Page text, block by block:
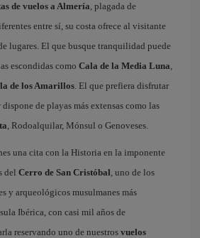
de vuelos a Almería, plagada de
entre sí, su costa ofrece al visitante
lugares. El que busque tranquilidad puede
escondidas como Cala de la Media Luna,
de los Amarillos. El que prefiera disfrutar
de playas más extensas como las
, Rodoalquilar, Mónsul o Genoveses.
una cita con la Historia en la imponente
del Cerro de San Cristóbal, uno de los
y arqueológicos musulmanes más
Ibérica, con casi mil años de
reservando uno de nuestros vuelos